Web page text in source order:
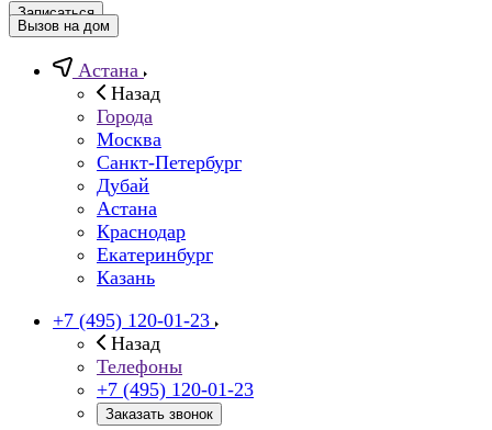
Записаться
Вызов на дом
Астана
Назад
Города
Москва
Санкт-Петербург
Дубай
Астана
Краснодар
Екатеринбург
Казань
+7 (495) 120-01-23
Назад
Телефоны
+7 (495) 120-01-23
Заказать звонок